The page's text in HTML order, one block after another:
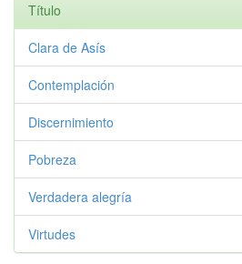
Título
Clara de Asís
Contemplación
Discernimiento
Pobreza
Verdadera alegría
Virtudes